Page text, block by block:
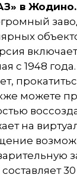
в Жодино.
с 1948
можете
на
составляет